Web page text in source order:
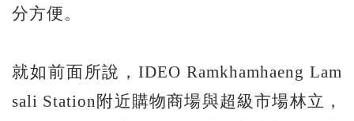
分方便。
就如前面所說，IDEO Ramkhamhaeng Lam
sali Station附近購物商場與超級市場林立，